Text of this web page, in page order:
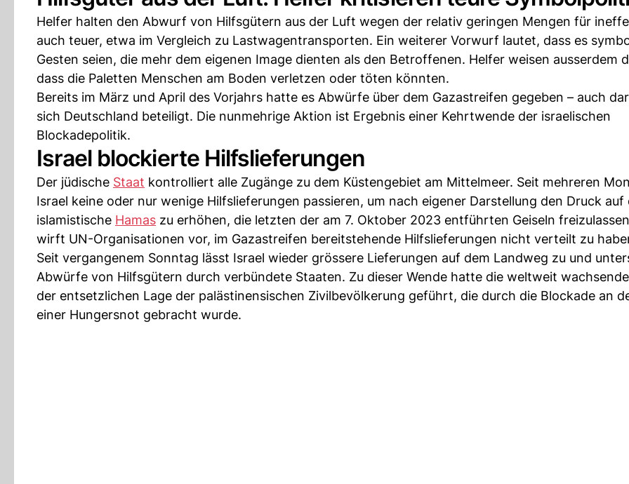
Helfer halten den Abwurf von Hilfsgütern aus der Luft wegen der relativ geringen Mengen für
auch teuer, etwa im Vergleich zu Lastwagentransporten. Ein weiterer Vorwurf lautet, dass es
Gesten seien, die mehr dem eigenen Image dienten als den Betroffenen. Helfer weisen ausserdem
dass die Paletten Menschen am Boden verletzen oder töten könnten.
Bereits im März und April des Vorjahrs hatte es Abwürfe über dem Gazastreifen gegeben – auch
sich Deutschland beteiligt. Die nunmehrige Aktion ist Ergebnis einer Kehrtwende der israelischen
Blockadepolitik.
Israel blockierte Hilfslieferungen
Der jüdische Staat kontrolliert alle Zugänge zu dem Küstengebiet am Mittelmeer. Seit mehreren
Israel keine oder nur wenige Hilfslieferungen passieren, um nach eigener Darstellung den Druck auf
islamistische Hamas zu erhöhen, die letzten der am 7. Oktober 2023 entführten Geiseln
wirft UN-Organisationen vor, im Gazastreifen bereitstehende Hilfslieferungen nicht verteilt zu
Seit vergangenem Sonntag lässt Israel wieder grössere Lieferungen auf dem Landweg zu und
Abwürfe von Hilfsgütern durch verbündete Staaten. Zu dieser Wende hatte die weltweit
der entsetzlichen Lage der palästinensischen Zivilbevölkerung geführt, die durch die Blockade an
einer Hungersnot gebracht wurde.